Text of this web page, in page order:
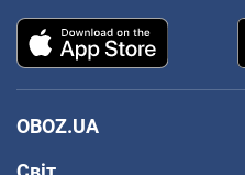
OBOZ.UA